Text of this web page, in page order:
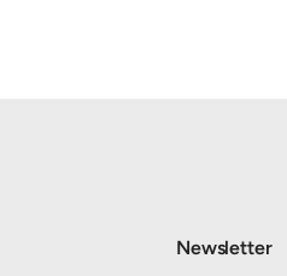
Newsletter